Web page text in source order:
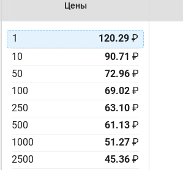
Цены
1 120.29 ₽
10
90.71 ₽
50
72.96 ₽
100
69.02 ₽
250
63.10 ₽
500
61.13 ₽
1000
51.27 ₽
2500
45.36 ₽